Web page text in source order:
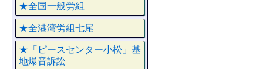
★全国一般労組
★全港湾労組七尾
★「ピースセンター小松」基
地爆音訴訟